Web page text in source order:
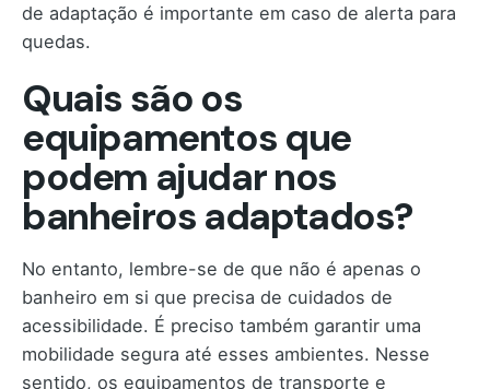
de adaptação é importante em caso de alerta para
quedas.
Quais são os
equipamentos que
podem ajudar nos
banheiros adaptados?
No entanto, lembre-se de que não é apenas o
banheiro em si que precisa de cuidados de
acessibilidade. É preciso também garantir uma
mobilidade segura até esses ambientes. Nesse
sentido, os equipamentos de transporte e